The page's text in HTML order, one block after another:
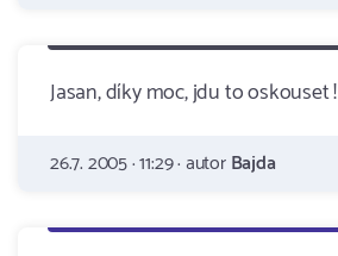
Jasan, díky moc, jdu to oskouset !
26.7. 2005 · 11:29 · autorBajda